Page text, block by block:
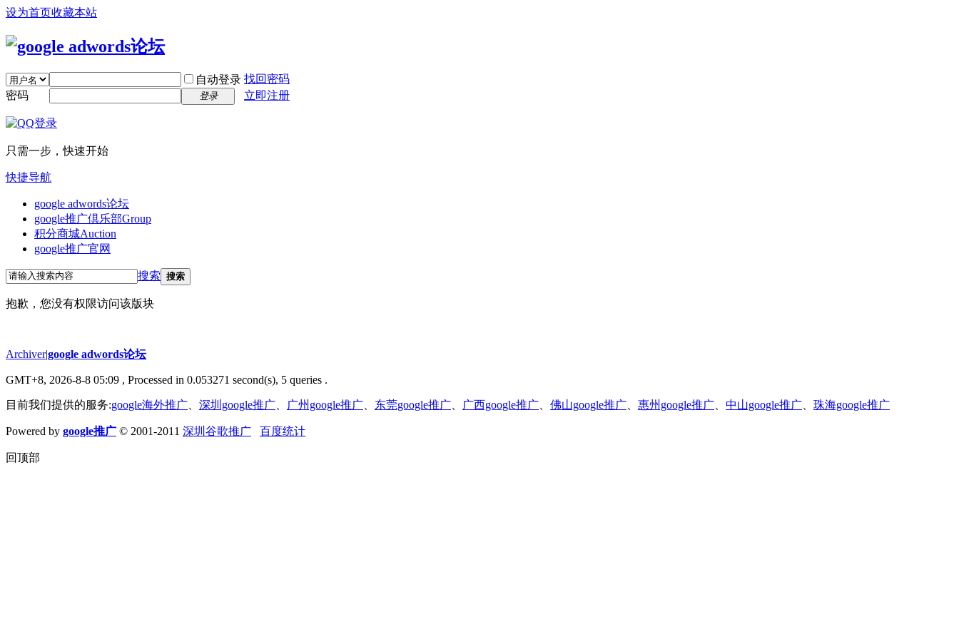
设为首页收藏本站
自动登录 找回密码
密码
登录 立即注册
只需一步，快速开始
快捷导航
google adwords论坛
google推广倶乐部Group
积分商城Auction
google推广官网
搜索 搜索
抱歉，您没有权限访问该版块
Archiver|google adwords论坛
GMT+8, 2026-8-8 05:09 , Processed in 0.053271 second(s), 5 queries .
目前我们提供的服务:google海外推广 深圳google推广 广州google推广 东莞google推广 广西google推广 佛山google推广 惠州google推广 中山google推广 珠海google推广
Powered by google推广 © 2001-2011 深圳谷歌推广 百度统计
回顶部